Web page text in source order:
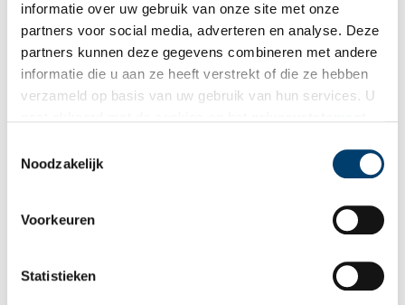
informatie over uw gebruik van onze site met onze
partners voor social media, adverteren en analyse. Deze
partners kunnen deze gegevens combineren met andere
informatie die u aan ze heeft verstrekt of die ze hebben
verzameld op basis van uw gebruik van hun services. U
Noodzakelijk
Voorkeuren
Statistieken